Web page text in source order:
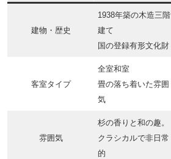
建物・歴史
1938年築の木造三階
建て
国の登録有形文化財
客室タイプ
全室和室
畳の落ち着いた雰囲
気
雰囲気
杉の香りと和の趣。
クラシカルで非日常
的